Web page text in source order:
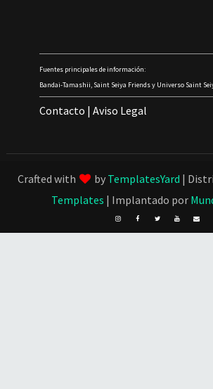
Fuentes principales de información:
Bandai-Tamashii, Saint Seiya Friends y Universo Saint
Contacto |Aviso Legal
Crafted with by TemplatesYard |
Templates | Implantado por